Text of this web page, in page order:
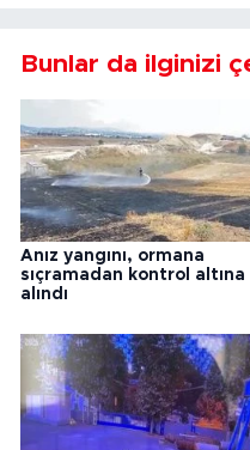
Bunlar da ilginizi
Anız yangını, ormana
sıçramadan kontrol altına
alındı